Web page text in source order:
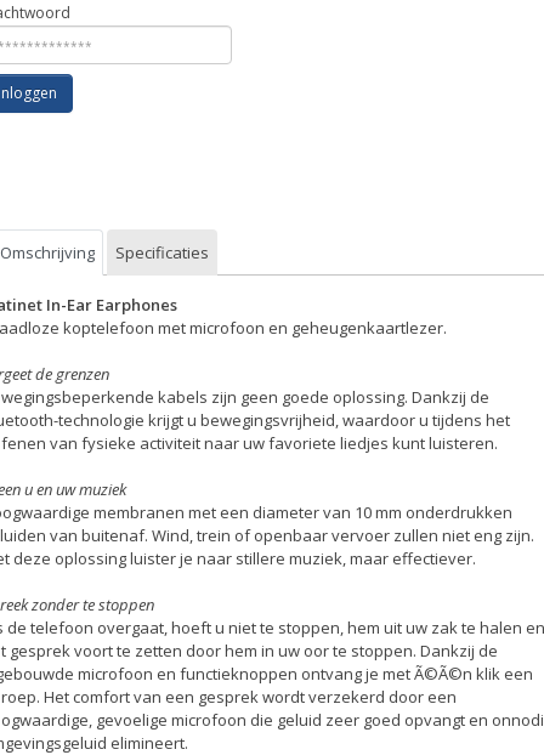
Omschrijving Specificaties
In-Ear Earphones
koptelefoon met microfoon en geheugenkaartlezer.
de grenzen
kabels zijn geen goede oplossing. Dankzij de
technologie krijgt u bewegingsvrijheid, waardoor u tijdens het
van fysieke activiteit naar uw favoriete liedjes kunt luisteren.
u en uw muziek
membranen met een diameter van 10 mm onderdrukken
van buitenaf. Wind, trein of openbaar vervoer zullen niet eng zijn.
deze oplossing luister je naar stillere muziek, maar effectiever.
zonder te stoppen
de telefoon overgaat, hoeft u niet te stoppen, hem uit uw zak te halen en
gesprek voort te zetten door hem in uw oor te stoppen. Dankzij de
microfoon en functieknoppen ontvang je met Ã©Ã©n klik een
Het comfort van een gesprek wordt verzekerd door een
gevoelige microfoon die geluid zeer goed opvangt en
elimineert.